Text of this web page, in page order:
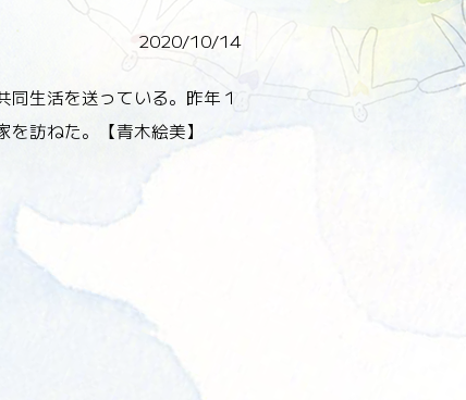
2020/10/14
生活を送っている。昨年１
訪ねた。【青木絵美】